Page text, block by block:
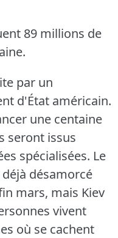
89 millions de
par un
d'État américain.
une centaine
seront issus
spécialisées. Le
désamorcé
mars, mais Kiev
vivent
où se cachent